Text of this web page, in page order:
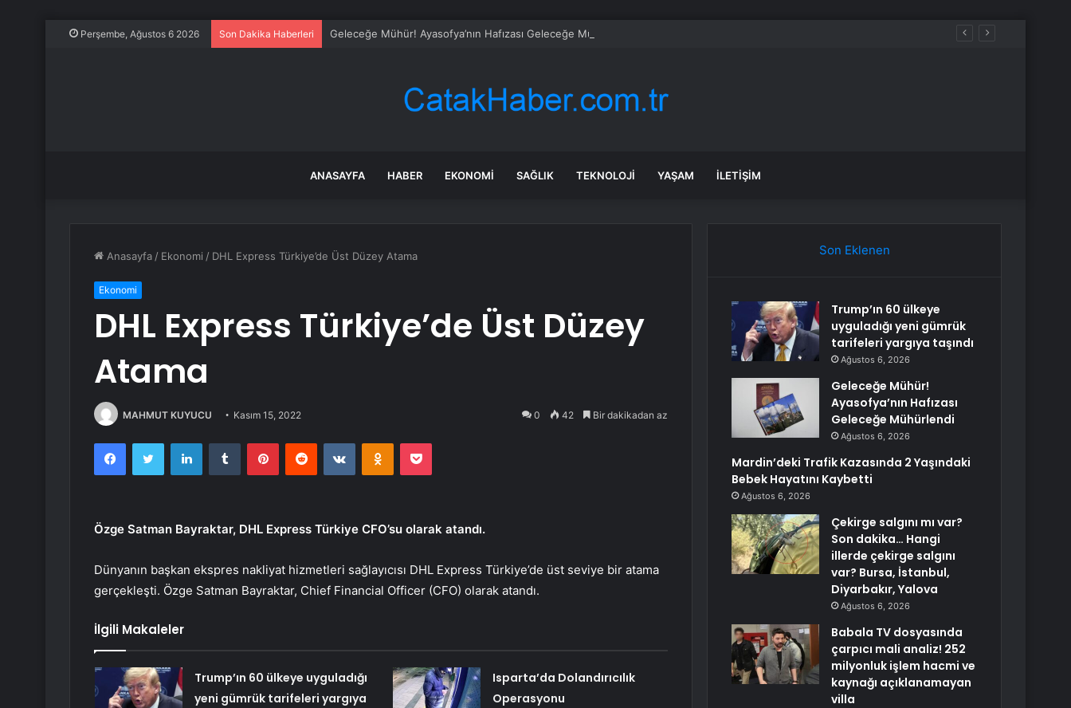
Perşembe, Ağustos 6 2026 Son Dakika Haberleri Geleceğe Mühür! Ayasofya’nın Hafızası Geleceğe Mühürlendi
ANASAYFA HABER EKONOMI SAĞLIK TEKNOLOJI YAŞAM İLETIŞIM
Anasayfa / Ekonomi / DHL Express Türkiye’de Üst Düzey Atama
Ekonomi
DHL Express Türkiye’de Üst Düzey
Atama
MAHMUT KUYUCU Kasım 15, 2022 0 42 Bir dakikadan az
FacebookTwitter LinkedInTumblr PinterestReddit VKontakteOdnoklassniki
Pocket
Özge Satman Bayraktar, DHL Express Türkiye CFO’su olarak atandı.
Dünyanın başkan ekspres nakliyat hizmetleri sağlayıcısı DHL Express Türkiye’de üst seviye bir atama
gerçekleşti. Özge Satman Bayraktar, Chief Financial Officer (CFO) olarak atandı.
İlgili Makaleler
Trump’ın 60 ülkeye uyguladığı
yeni gümrük tarifeleri yargıya
Isparta’da Dolandırıcılık
Operasyonu
Son Eklenen
Trump’ın 60 ülkeye
uyguladığı yeni gümrük
tarifeleri yargıya taşındı
Ağustos 6, 2026
Geleceğe Mühür!
Ayasofya’nın Hafızası
Geleceğe Mühürlendi
Ağustos 6, 2026
Mardin’deki Trafik Kazasında 2 Yaşındaki
Bebek Hayatını Kaybetti
Ağustos 6, 2026
Çekirge salgını mı var?
Son dakika… Hangi
illerde çekirge salgını
var? Bursa, İstanbul,
Diyarbakır, Yalova
Ağustos 6, 2026
Babala TV dosyasında
çarpıcı mali analiz! 252
milyonluk işlem hacmi ve
kaynağı açıklanamayan
villa